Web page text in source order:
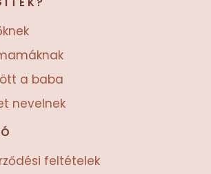
a baba
nevelnek
feltételek